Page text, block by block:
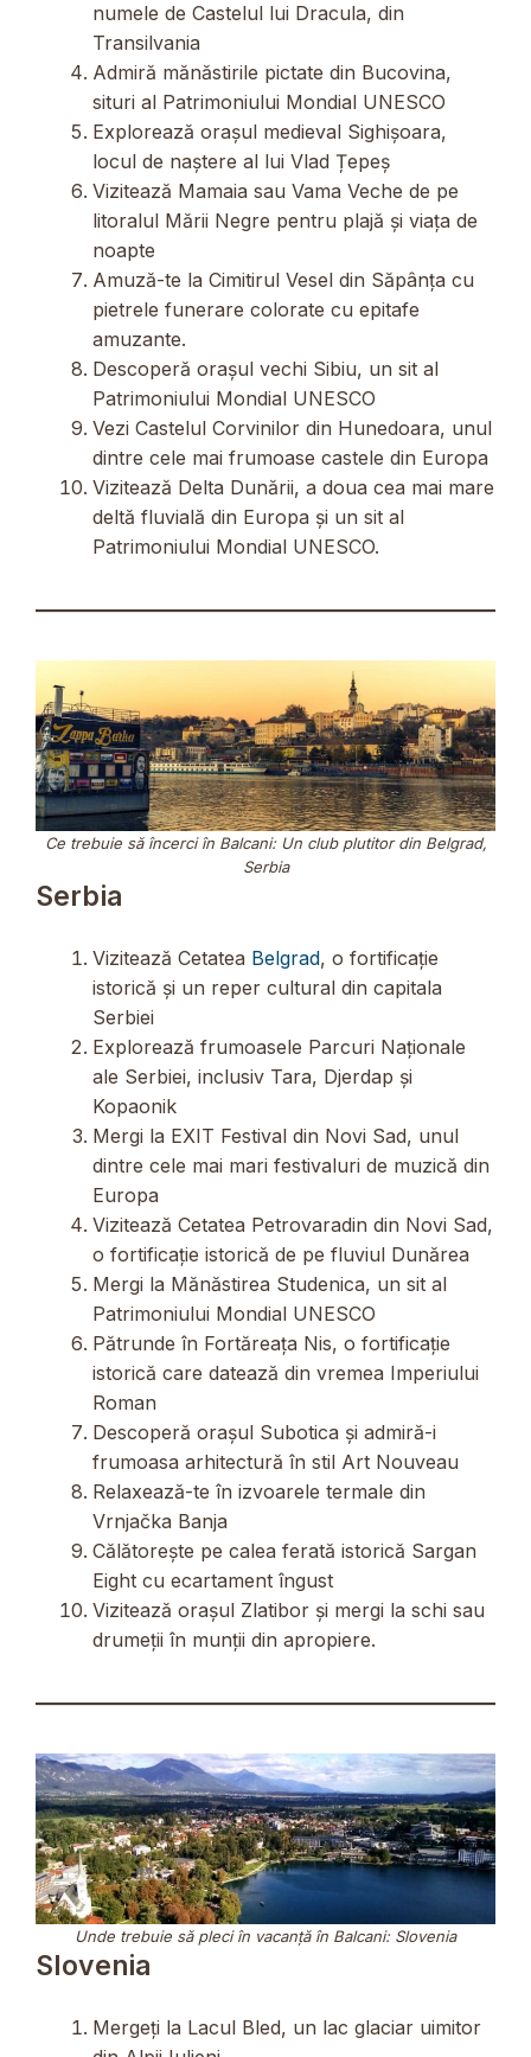
numele de Castelul lui Dracula, din
Transilvania
Admiră mănăstirile pictate din Bucovina,
situri al Patrimoniului Mondial UNESCO
Explorează orașul medieval Sighișoara,
locul de naștere al lui Vlad Țepeș
Vizitează Mamaia sau Vama Veche de pe
litoralul Mării Negre pentru plajă și viața de
noapte
Amuză-te la Cimitirul Vesel din Săpânța cu
pietrele funerare colorate cu epitafe
amuzante.
Descoperă orașul vechi Sibiu, un sit al
Patrimoniului Mondial UNESCO
Vezi Castelul Corvinilor din Hunedoara, unul
dintre cele mai frumoase castele din Europa
Vizitează Delta Dunării, a doua cea mai mare
deltă fluvială din Europa și un sit al
Patrimoniului Mondial UNESCO.
Ce trebuie să încerci în Balcani: Un club plutitor din Belgrad,
Serbia
Serbia
Vizitează Cetatea Belgrad, o fortificație
istorică și un reper cultural din capitala
Serbiei
Explorează frumoasele Parcuri Naționale
ale Serbiei, inclusiv Tara, Djerdap și
Kopaonik
Mergi la EXIT Festival din Novi Sad, unul
dintre cele mai mari festivaluri de muzică din
Europa
Vizitează Cetatea Petrovaradin din Novi Sad,
o fortificație istorică de pe fluviul Dunărea
Mergi la Mănăstirea Studenica, un sit al
Patrimoniului Mondial UNESCO
Pătrunde în Fortăreața Nis, o fortificație
istorică care datează din vremea Imperiului
Roman
Descoperă orașul Subotica și admiră-i
frumoasa arhitectură în stil Art Nouveau
Relaxează-te în izvoarele termale din
Vrnjačka Banja
Călătorește pe calea ferată istorică Sargan
Eight cu ecartament îngust
Vizitează orașul Zlatibor și mergi la schi sau
drumeții în munții din apropiere.
Unde trebuie să pleci în vacanță în Balcani: Slovenia
Slovenia
Mergeți la Lacul Bled, un lac glaciar uimitor